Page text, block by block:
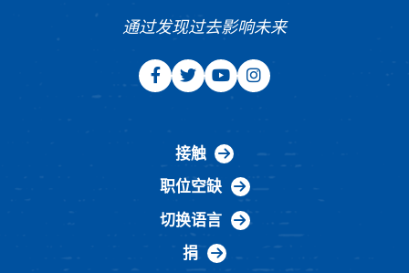
通过发现过去影响未来
接触
职位空缺
切换语言
捐